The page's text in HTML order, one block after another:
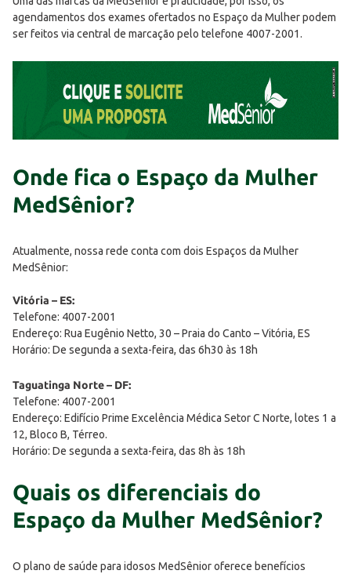
agendamentos dos exames ofertados no Espaço da Mulher podem
ser feitos via central de marcação pelo telefone 4007-2001.
Onde fica o Espaço da Mulher
MedSênior?
Atualmente, nossa rede conta com dois Espaços da Mulher
MedSênior:
Vitória – ES:
Telefone: 4007-2001
Endereço: Rua Eugênio Netto, 30 – Praia do Canto – Vitória, ES
Horário: De segunda a sexta-feira, das 6h30 às 18h
Taguatinga Norte – DF:
Telefone: 4007-2001
Endereço: Edifício Prime Excelência Médica Setor C Norte, lotes 1 a
12, Bloco B, Térreo.
Horário: De segunda a sexta-feira, das 8h às 18h
Quais os diferenciais do
Espaço da Mulher MedSênior?
O plano de saúde para idosos MedSênior oferece benefícios